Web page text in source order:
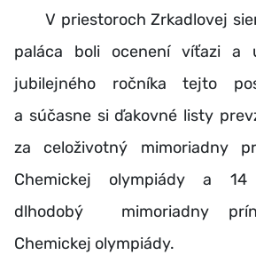
V priestoroch Zrkadlovej
paláca boli ocenení víťazi a
jubilejného ročníka tejto
a súčasne si ďakovné listy
za celoživotný mimoriadny
Chemickej olympiády a
dlhodobý mimoriadny
Chemickej olympiády.